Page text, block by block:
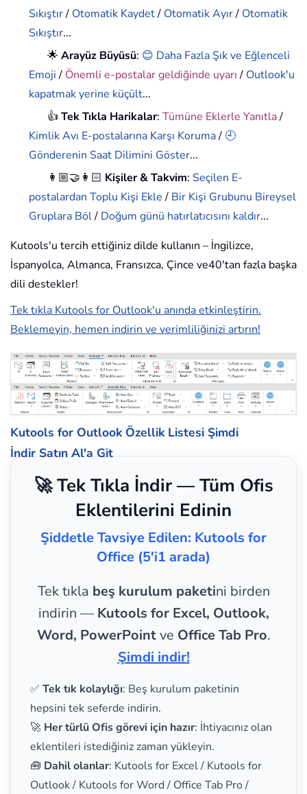
Sıkıştır/ Otomatik Kaydet/ Otomatik Ayır/ Otomatik
Sıkıştır...
🌟Arayüz Büyüsü: 😊 Daha Fazla Şık ve Eğlenceli
Emoji/ Önemli e-postalar geldiğinde uyarı/ Outlook'u
kapatmak yerine küçült...
👍Tek Tıkla Harikalar:Tümüne Eklerle Yanıtla/
Kimlik Avı E-postalarına Karşı Koruma/ 🕘
Gönderenin Saat Dilimini Göster...
👩🏼‍🤝‍👩🏻 Kişiler & Takvim: Seçilen E-
postalardan Toplu Kişi Ekle/ Bir Kişi Grubunu Bireysel
Gruplara Böl/ Doğum günü hatırlatıcısını kaldır...
Kutools'u tercih ettiğiniz dilde kullanın – İngilizce,
İspanyolca, Almanca, Fransızca, Çince ve40'tan fazla başka
dili destekler!
Tek tıkla Kutools for Outlook'u anında etkinleştirin.
Beklemeyin, hemen indirin ve verimliliğinizi artırın!
Kutools for Outlook Özellik Listesi Şimdi
İndir Satın Al'a Git
🚀 Tek Tıkla İndir — Tüm Ofis
Eklentilerini Edinin
Şiddetle Tavsiye Edilen: Kutools for
Office (5'i1 arada)
Tek tıkla beş kurulum paketini birden
indirin — Kutools for Excel, Outlook,
Word, PowerPointve Office Tab Pro.
Şimdi indir!
✅ Tek tık kolaylığı: Beş kurulum paketinin
hepsini tek seferde indirin.
🚀 Her türlü Ofis görevi için hazır: İhtiyacınız olan
eklentileri istediğiniz zaman yükleyin.
🧰 Dahil olanlar: Kutools for Excel / Kutools for
Outlook / Kutools for Word / Office Tab Pro /